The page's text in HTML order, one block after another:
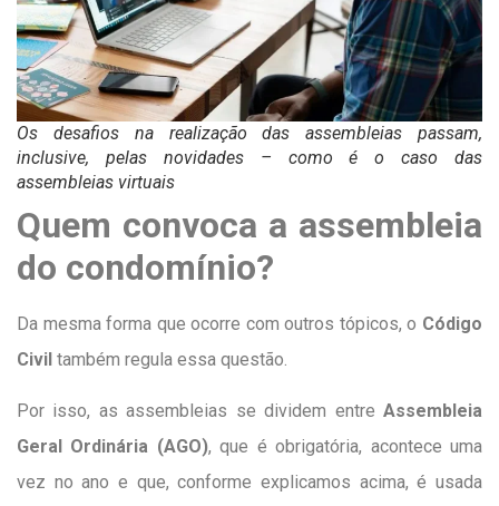
Os desafios na realização das assembleias passam,
inclusive, pelas novidades – como é o caso das
assembleias virtuais
Quem convoca a assembleia
do condomínio?
Da mesma forma que ocorre com outros tópicos, o Código
Civil também regula essa questão.
Por isso, as assembleias se dividem entre Assembleia
Geral Ordinária (AGO), que é obrigatória, acontece uma
vez no ano e que, conforme explicamos acima, é usada